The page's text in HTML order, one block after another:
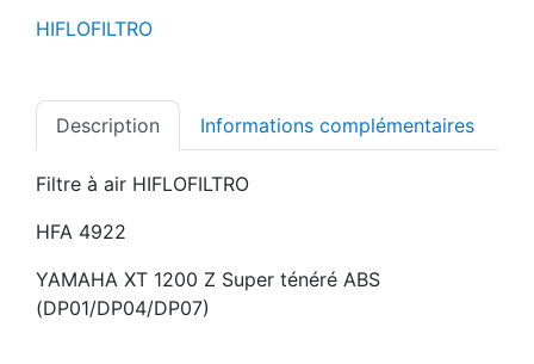
HIFLOFILTRO
Description Informations complémentaires
Filtre à air HIFLOFILTRO
HFA 4922
YAMAHA XT 1200 Z Super ténéré ABS
(DP01/DP04/DP07)